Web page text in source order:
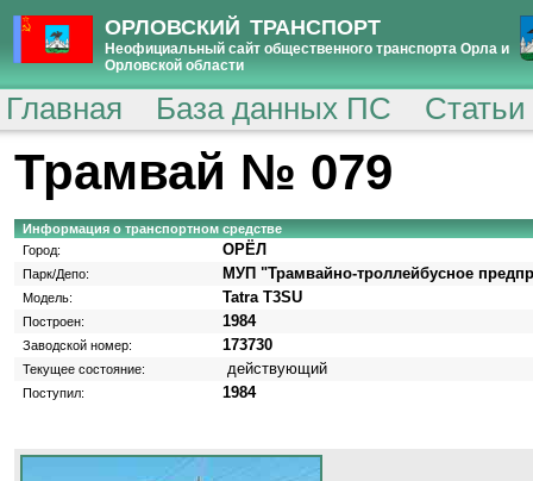
ОРЛОВСКИЙ ТРАНСПОРТ
Неофициальный сайт общественного транспорта Орла и
Орловской области
Главная База данных ПС
Трамвай № 079
Информация о транспортном средстве
Город:
ОРЁЛ
Парк/Депо: МУП "Трамвайно-троллейбусное
Модель: Tatra T3SU
Построен: 1984
Заводской номер: 173730
Текущее состояние: действующий
Поступил: 1984